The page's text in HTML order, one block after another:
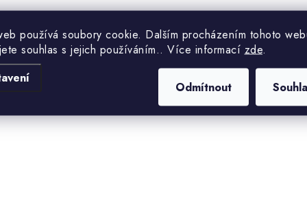
používá soubory cookie. Dalším procházením tohoto
souhlas s jejich používáním.. Více informací zde.
Odmítnout